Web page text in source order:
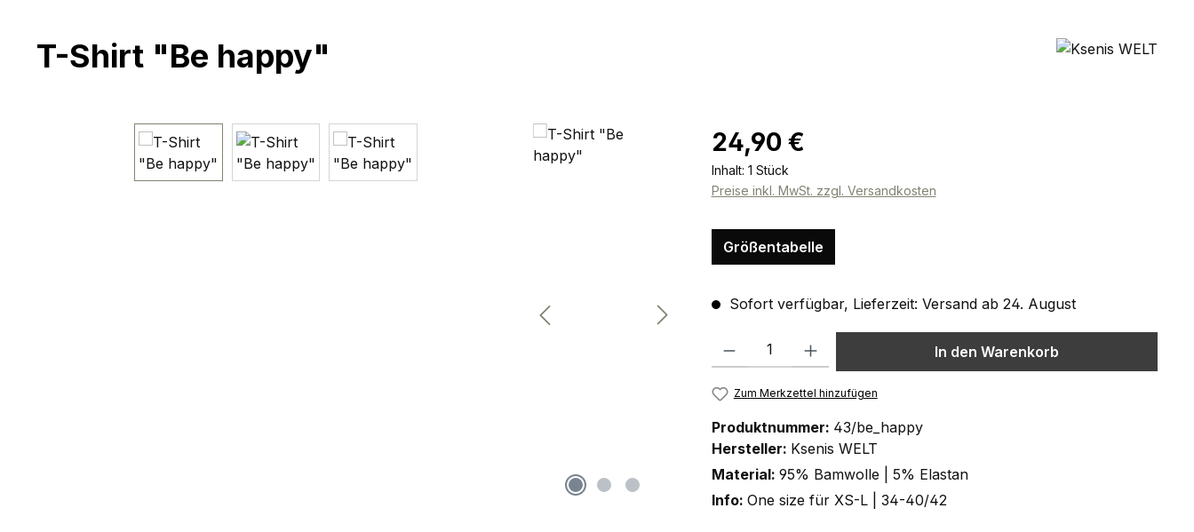
T-Shirt "Be happy"
Bildergalerie überspringen Regulärer Preis:
24,90 €
Inhalt: 1 Stück
Preise inkl. MwSt. zzgl. Versandkosten
Größentabelle
Sofort verfügbar, Lieferzeit: Versand ab 24. August
Produkt Anzahl: Gib den gewünschten Wert ein oder benutze die Schaltflächen
In den Warenkorb
Zum Merkzettel hinzufügen
Produktnummer: 43/be_happy
Hersteller: Ksenis WELT
Material: 95% Bamwolle | 5% Elastan
Info: One size für XS-L | 34-40/42